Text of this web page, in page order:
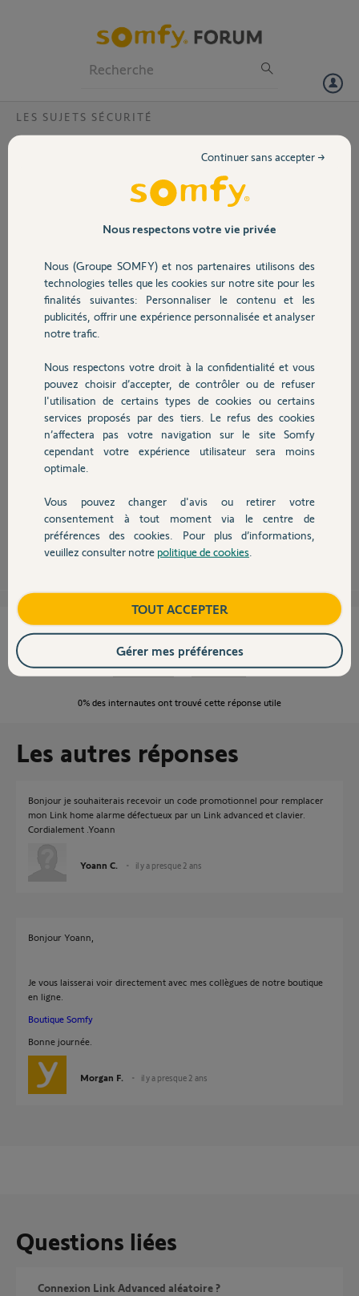
Volet
Sécurité
Domotique
Chauffage
Autres produits
Devis avec un pro
Contact
LES SUJETS SÉCURITÉ
Changement du link par un link advanced
Je souhaite remplacer mon link actuel par un advanced.
Qu est que cela implique comme modification sur mon installation?
Avez vous une offre commerciale à me proposer?
Leo
Participer au fil de discussion
Bonjour Leo
Pour votre installation, il faut supprimer le Link existant dans Mes
équipements, ce qui va supprimer la totalité de l'installation.
Ensuite vous installez le Link essential et vous réinstaller comme au
Profitez en pour repartir avec des piles neuves sur tout les éléments.
JACKY M. il y a presque 3 ans
Cette réponse vous a-t-elle aidé ?
NON OUI
0% des internautes ont trouvé cette réponse utile
Les autres réponses
Bonjour je souhaiterais recevoir un code promotionnel pour remplacer
mon Link home alarme défectueux par un Link advanced et clavier.
Cordialement .Yoann
Yoann C. il y a presque 2 ans
Bonjour Yoann,
Je vous laisserai voir directement avec mes collègues de notre boutique
en ligne.
Boutique Somfy
Bonne journée.
Morgan F. il y a presque 2 ans
Questions liées
Connexion Link Advanced aléatoire ?
Nous respectons votre vie privée
Nous (Groupe SOMFY) et nos partenaires utilisons des
technologies telles que les cookies sur notre site pour les
finalités suivantes: Personnaliser le contenu et les
publicités, offrir une expérience personnalisée et analyser
notre trafic.
Nous respectons votre droit à la confidentialité et vous
pouvez choisir d’accepter, de contrôler ou de refuser
l'utilisation de certains types de cookies ou certains
services proposés par des tiers. Le refus des cookies
n’affectera pas votre navigation sur le site Somfy
cependant votre expérience utilisateur sera moins
optimale.
Vous pouvez changer d'avis ou retirer votre
consentement à tout moment via le centre de
préférences des cookies. Pour plus d’informations,
veuillez consulter notre politique de cookies
Continuer sans accepter →
TOUT ACCEPTER
Gérer mes préférences